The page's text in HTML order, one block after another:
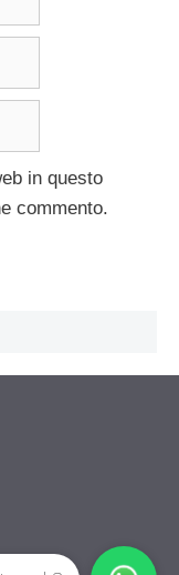
in questo
commento.